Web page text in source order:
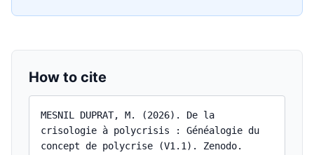
How to cite
MESNIL DUPRAT, M. (2026). De la
crisologie à polycrisis : Généalogie du
concept de polycrise (V1.1). Zenodo.